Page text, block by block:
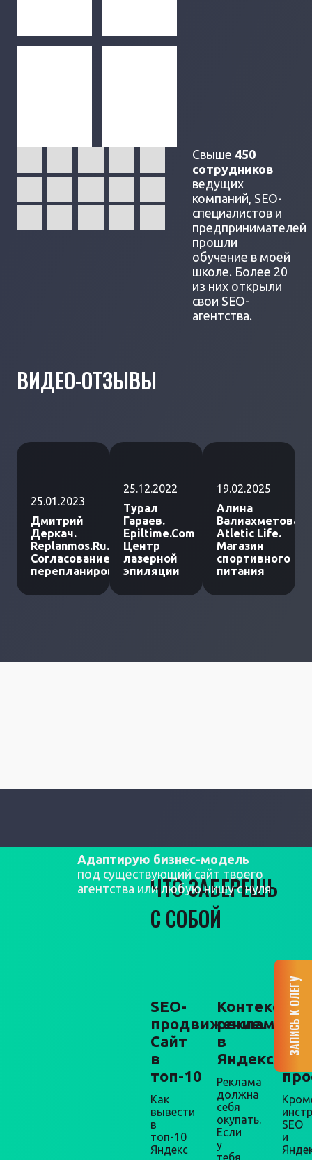
Свыше 450
сотрудников
ведущих
компаний, SEO-
специалистов и
предпринимателей
прошли
обучение в моей
школе. Более 20
из них открыли
свои SEO-
агентства.
ВИДЕО-ОТЗЫВЫ
25.01.2023
Дмитрий
Деркач.
Replanmos.Ru.
Согласование
перепланировки
25.12.2022
Турал
Гараев.
Epiltime.Com
Центр
лазерной
эпиляции
19.02.2025
Алина
Валиахметова.
Atletic Life.
Магазин
спортивного
питания
ЧТО ЗАБЕРЕШЬ
С СОБОЙ
SEO-
продвижение.
Сайт
в
топ-10
Как
вывести
в
топ-10
Яндекс
реклама
в
Реклама
должна
себя
окупать.
Если
у
тебя
+
SEO
и
Адаптирую бизнес-модель
под существующий сайт твоего
агентства или любую нишу с нуля
ЗАПИСЬ К ОЛЕГУ